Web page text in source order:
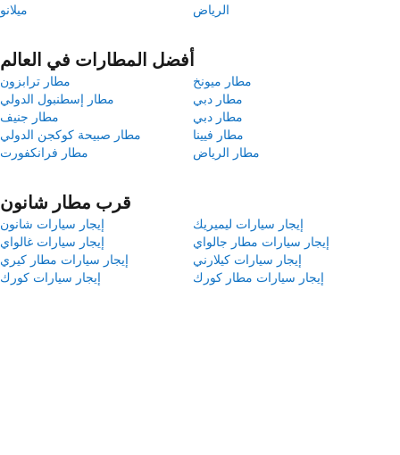
ميلانو
الرياض
أفضل المطارات في العالم
مطار ترابزون
مطار ميونخ
مطار إسطنبول الدولي
مطار دبي
مطار جنيف
مطار دبي
مطار صبيحة كوكجن الدولي
مطار فيينا
مطار فرانكفورت
مطار الرياض
قرب مطار شانون
إيجار سيارات شانون
إيجار سيارات ليميريك
إيجار سيارات غالواي
إيجار سيارات مطار جالواي
إيجار سيارات مطار كيري
إيجار سيارات كيلارني
إيجار سيارات كورك
إيجار سيارات مطار كورك